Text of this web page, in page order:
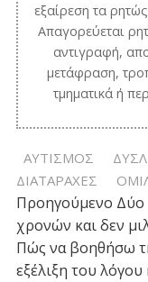
εξαίρεση τα
Απαγορεύεται
αντιγραφή,
μετάφραση,
τμηματικά ή
ΑΥΤΙΣΜΟΣ
ΔΙΑΤΑΡΑΧΕΣ
Post
Προηγούμενο Δύο
χρονών και δεν
Πώς να βοηθήσω
εξέλιξη του λόγου